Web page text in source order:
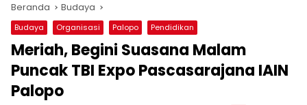
Beranda Budaya
Budaya Organisasi Palopo Pendidikan
Meriah, Begini Suasana Malam
Puncak TBI Expo Pascasarajana IAIN
Palopo